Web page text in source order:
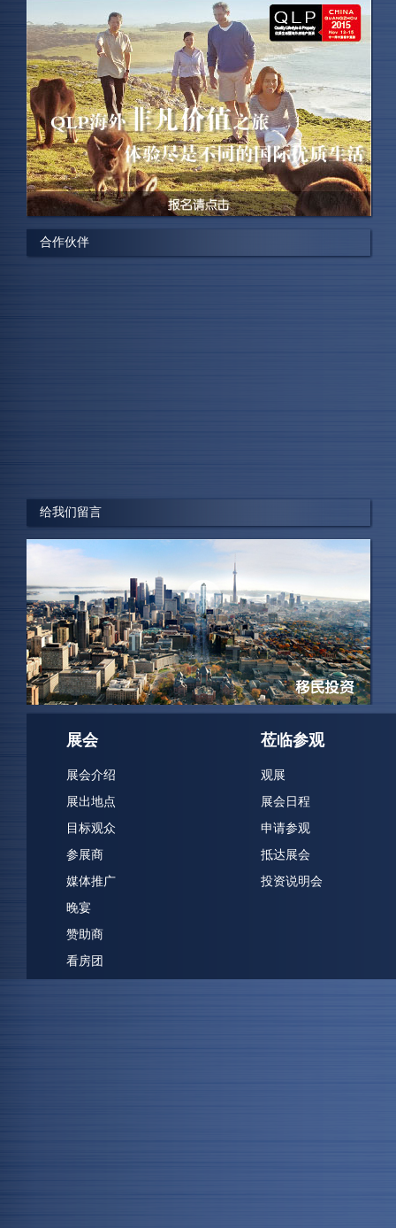
Stacey ，澳洲国丰投资集团 营运总监
“公司今次推介的荷兰地产项目，开展短短2个钟头已获得
10个订购意向，“大超预期”，今届达成200个意向“没问
题”。他还表示，京沪市场客户海外置业8成为便利孩子读
书，投资仅佔2成，广州客户群体则更注重投···
陈嘉明,香港美联物业客户经理
“我们不仅能够在展会上销售我们的项目，同时，也有来
自世界各地的人们到展会中进行沟通交流，我们能够和他
山的房产让他们的孩子居住,同时也满足他们在探亲时的
居住需求。我们 同样也得到来自寻找投资房产的投资···
William Wai ，美亚置业投资有限公司 销售总监
合作伙伴
给我们留言
展会
展会介绍
展出地点
目标观众
参展商
媒体推广
晚宴
赞助商
看房团
莅临参观
观展
展会日程
申请参观
抵达展会
投资说明会